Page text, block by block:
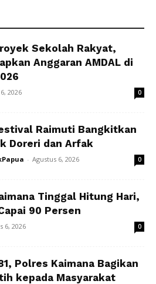
Sekolah Rakyat,
Anggaran AMDAL di
2026 0
Raimuti Bangkitkan
Doreri dan Arfak
- Agustus 6, 2026 0
Tinggal Hitung Hari,
90 Persen
6, 2026 0
Polres Kaimana Bagikan
kepada Masyarakat